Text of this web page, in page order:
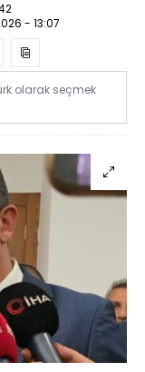
- 13:07
olarak seçmek